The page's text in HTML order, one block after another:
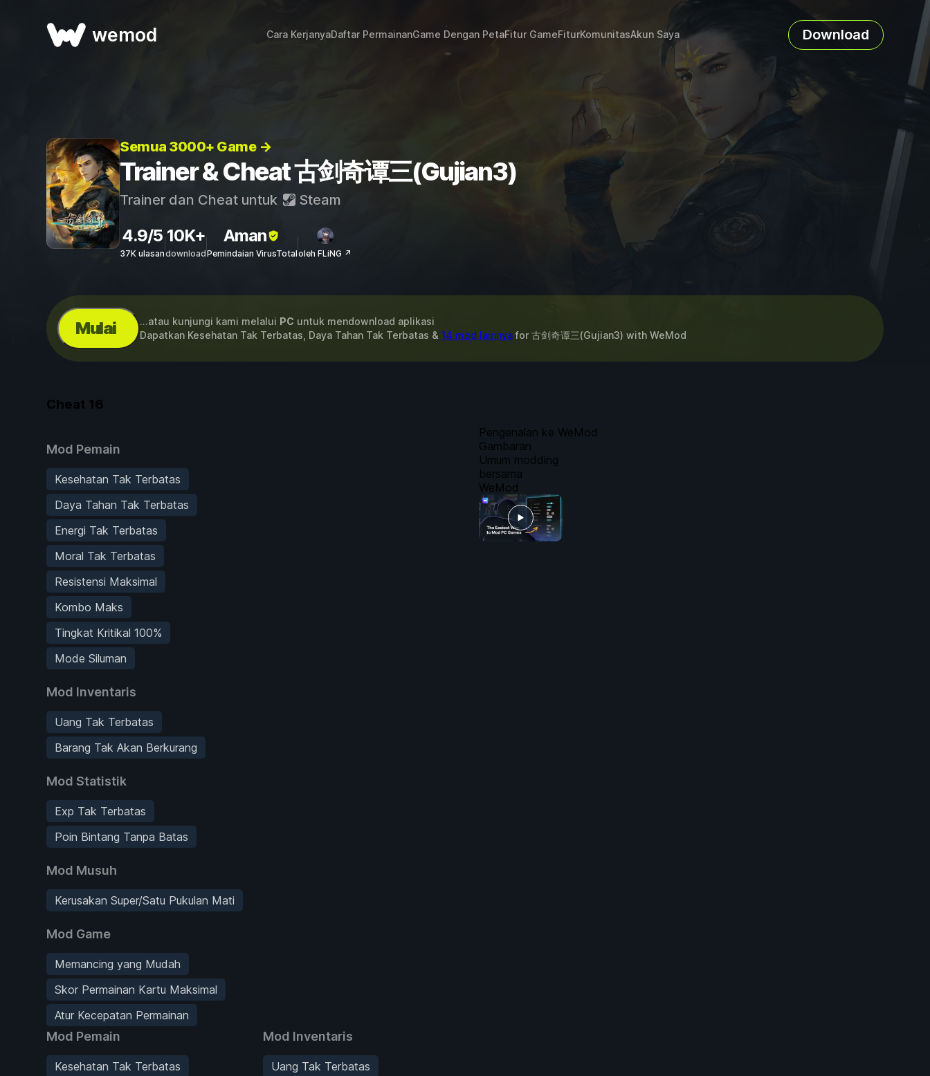
wemod Cara KerjanyaDaftar PermainanGame Dengan PetaFitur GameFiturKomunitasAkun Saya Download
Semua 3000+ Game →
Trainer & Cheat 古剑奇谭三(Gujian3)
Trainer dan Cheat untuk Steam
4.9/5
37K ulasan
10K+
download
Aman
Pemindaian VirusTotaloleh FLiNG ↗
Mulai ...atau kunjungi kami melalui PC untuk mendownload aplikasi
Dapatkan Kesehatan Tak Terbatas, Daya Tahan Tak Terbatas & 14 mod lainnyafor 古剑奇谭三(Gujian3) with WeMod
Cheat 16
Mod Pemain
Kesehatan Tak Terbatas
Daya Tahan Tak Terbatas
Energi Tak Terbatas
Moral Tak Terbatas
Resistensi Maksimal
Kombo Maks
Tingkat Kritikal 100%
Mode Siluman
Mod Inventaris
Uang Tak Terbatas
Barang Tak Akan Berkurang
Mod Statistik
Exp Tak Terbatas
Poin Bintang Tanpa Batas
Mod Musuh
Kerusakan Super/Satu Pukulan Mati
Mod Game
Memancing yang Mudah
Skor Permainan Kartu Maksimal
Atur Kecepatan Permainan
Mod Pemain
Kesehatan Tak Terbatas
Mod Inventaris
Uang Tak Terbatas
Pengenalan ke WeMod
Gambaran
Umum modding
bersama
WeMod